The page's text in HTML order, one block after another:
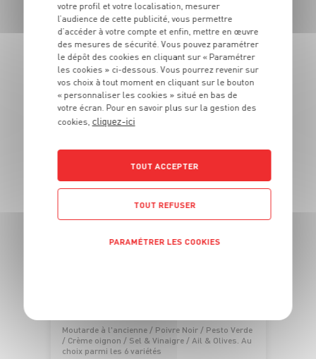
BURRATA DI ANDRIA IGP*
Au lait pasteurisé de vache
10€
00
Le colis de 4 pots de 150 g - Soit 16€67 le kg
DU 27/07 AU 23/08
Moutarde à l'ancienne / Poivre Noir / Pesto Verde
/ Crème oignon / Sel & Vinaigre / Ail & Olives. Au
choix parmi les 6 variétés
votre profil et votre localisation, mesurer
l’audience de cette publicité, vous permettre
d’accéder à votre compte et enfin, mettre en œuvre
des mesures de sécurité. Vous pouvez paramétrer
le dépôt des cookies en cliquant sur « Paramétrer
les cookies » ci-dessous. Vous pourrez revenir sur
vos choix à tout moment en cliquant sur le bouton
« personnaliser les cookies » situé en bas de
votre écran. Pour en savoir plus sur la gestion des
cookies, cliquez-ici
TOUT ACCEPTER
TOUT REFUSER
PARAMÉTRER LES COOKIES